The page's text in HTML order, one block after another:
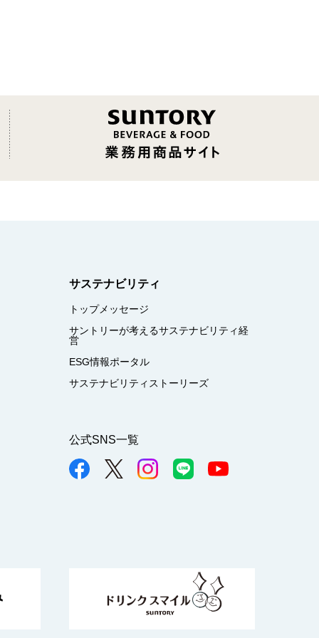
サステナビリティ
トップメッセージ
サントリーが考えるサステナビリティ経
営
ESG情報ポータル
サステナビリティストーリーズ
公式SNS一覧